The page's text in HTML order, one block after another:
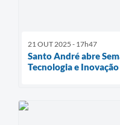
21 OUT 2025 - 17h47
Santo André abre
Tecnologia e Inovação